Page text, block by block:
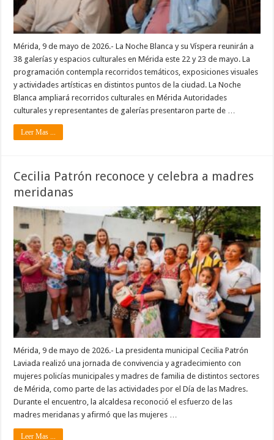
Mérida, 9 de mayo de 2026.- La Noche Blanca y su Víspera reunirán a
38 galerías y espacios culturales en Mérida este 22 y 23 de mayo. La
programación contempla recorridos temáticos, exposiciones visuales
y actividades artísticas en distintos puntos de la ciudad. La Noche
Blanca ampliará recorridos culturales en Mérida Autoridades
culturales y representantes de galerías presentaron parte de …
Leer Mas ...
Cecilia Patrón reconoce y celebra a madres
meridanas
Mérida, 9 de mayo de 2026.- La presidenta municipal Cecilia Patrón
Laviada realizó una jornada de convivencia y agradecimiento con
mujeres policías municipales y madres de familia de distintos sectores
de Mérida, como parte de las actividades por el Día de las Madres.
Durante el encuentro, la alcaldesa reconoció el esfuerzo de las
madres meridanas y afirmó que las mujeres …
Leer Mas ...